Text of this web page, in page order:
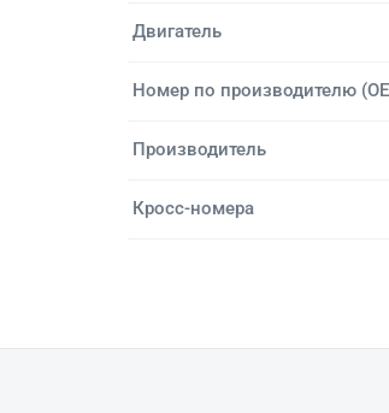
Двигатель
Номер по производителю
Производитель
Кросс-номера